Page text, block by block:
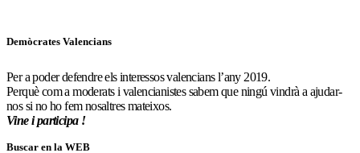
Demòcrates Valencians
Per a poder defendre els interessos valencians l’any 2019.
Perquè com a moderats i valencianistes sabem que ningú vindrà a ajudar-
nos si no ho fem nosaltres mateixos.
Vine i participa !
Buscar en la WEB